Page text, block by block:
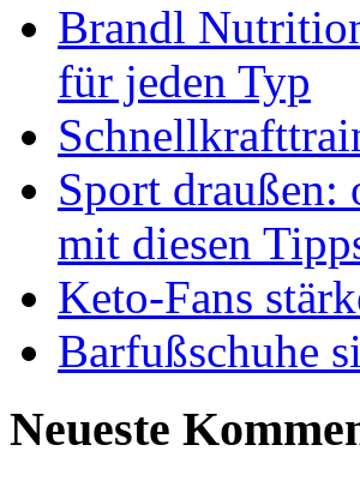
Brandl
für jeden Typ
Sport draußen:
mit diesen
Keto-Fans
Barfußschuhe
Neueste